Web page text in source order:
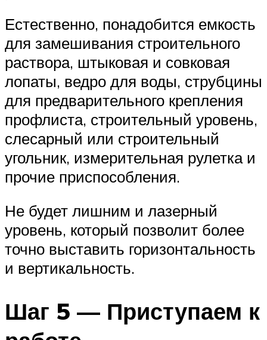
Естественно, понадобится емкость
для замешивания строительного
раствора, штыковая и совковая
лопаты, ведро для воды, струбцины
для предварительного крепления
профлиста, строительный уровень,
слесарный или строительный
угольник, измерительная рулетка и
прочие приспособления.
Не будет лишним и лазерный
уровень, который позволит более
точно выставить горизонтальность
и вертикальность.
Шаг 5 — Приступаем к